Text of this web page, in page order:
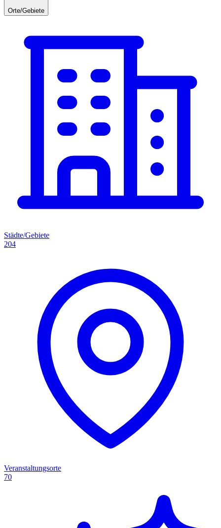
Orte/Gebiete
Städte/Gebiete
204
Veranstaltungsorte
70